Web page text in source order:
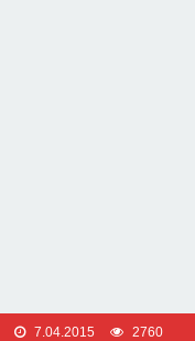
7.04.2015
2760